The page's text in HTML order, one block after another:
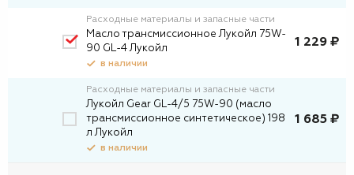
Расходные материалы и запасные части
Масло трансмиссионное Лукойл 75W-
90 GL-4 Лукойл
в наличии
1 229 ₽
Расходные материалы и запасные части
Лукойл Gear GL-4/5 75W-90 (масло
трансмиссионное синтетическое) 198
л Лукойл
в наличии
1 685 ₽